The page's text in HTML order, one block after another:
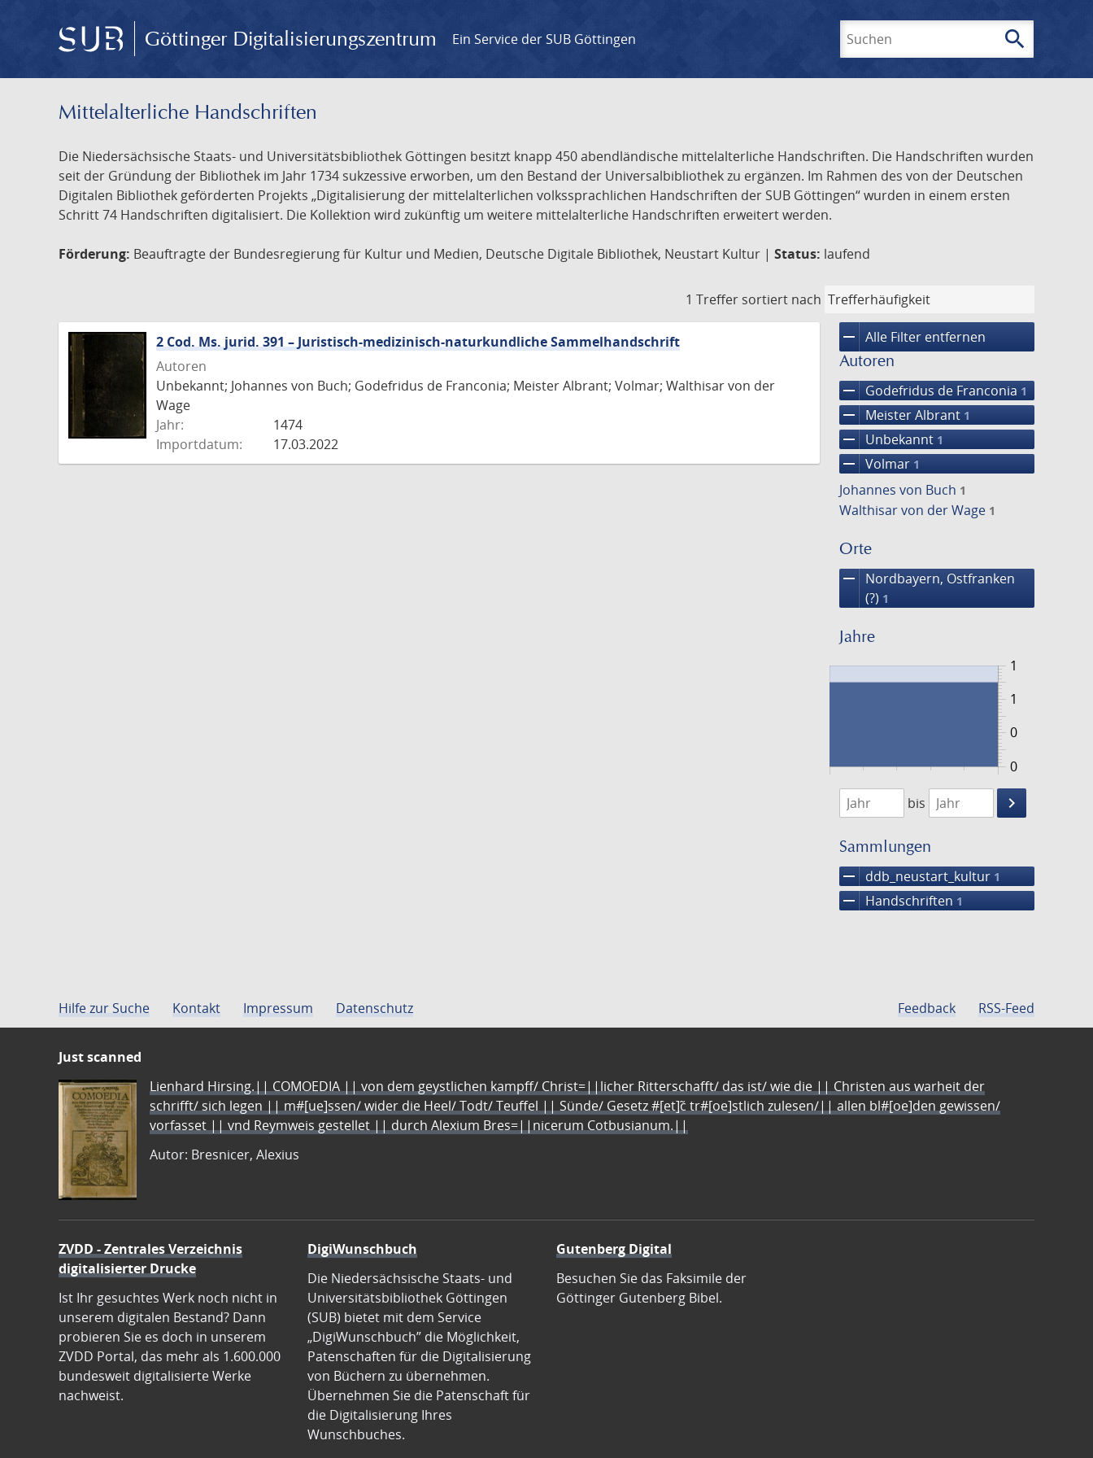
Göttinger Digitalisierungszentrum Ein Service der SUB Göttingen search
Mittelalterliche Handschriften
Die Niedersächsische Staats- und Universitätsbibliothek Göttingen besitzt knapp 450 abendländische mittelalterliche Handschriften. Die Handschriften wurden
seit der Gründung der Bibliothek im Jahr 1734 sukzessive erworben, um den Bestand der Universalbibliothek zu ergänzen. Im Rahmen des von der Deutschen
Digitalen Bibliothek geförderten Projekts „Digitalisierung der mittelalterlichen volkssprachlichen Handschriften der SUB Göttingen“ wurden in einem ersten
Schritt 74 Handschriften digitalisiert. Die Kollektion wird zukünftig um weitere mittelalterliche Handschriften erweitert werden.
Förderung: Beauftragte der Bundesregierung für Kultur und Medien, Deutsche Digitale Bibliothek, Neustart Kultur | Status: laufend
1 Treffer sortiert nach
remove Alle Filter entfernen
Autoren
remove Godefridus de Franconia 1
remove Meister Albrant 1
remove Unbekannt 1
remove Volmar 1
Johannes von Buch 1
Walthisar von der Wage 1
Orte
remove
Nordbayern, Ostfranken
(?) 1
Jahre
0
1
0
1
1474
1475
bis
keyboard_arrow_right
Suche
Sammlungen
remove ddb_neustart_kultur 1
remove Handschriften 1
2 Cod. Ms. jurid. 391 – Juristisch-medizinisch-naturkundliche Sammelhandschrift
Autoren
Unbekannt; Johannes von Buch; Godefridus de Franconia; Meister Albrant; Volmar; Walthisar von der
Wage
Jahr:
1474
Importdatum:
17.03.2022
Hilfe zur Suche Kontakt Impressum Datenschutz Feedback RSS-Feed
Just scanned
Lienhard Hirsing.|| COMOEDIA || von dem geystlichen kampff/ Christ=||licher Ritterschafft/ das ist/ wie die || Christen aus warheit der
schrifft/ sich legen || m#[ue]ssen/ wider die Heel/ Todt/ Teuffel || Sünde/ Gesetz #[et]c̃ tr#[oe]stlich zulesen/|| allen bl#[oe]den gewissen/
vorfasset || vnd Reymweis gestellet || durch Alexium Bres=||nicerum Cotbusianum.||
Autor: Bresnicer, Alexius
ZVDD - Zentrales Verzeichnis
digitalisierter Drucke
Ist Ihr gesuchtes Werk noch nicht in
unserem digitalen Bestand? Dann
probieren Sie es doch in unserem
ZVDD Portal, das mehr als 1.600.000
bundesweit digitalisierte Werke
nachweist.
DigiWunschbuch
Die Niedersächsische Staats- und
Universitätsbibliothek Göttingen
(SUB) bietet mit dem Service
„DigiWunschbuch” die Möglichkeit,
Patenschaften für die Digitalisierung
von Büchern zu übernehmen.
Übernehmen Sie die Patenschaft für
die Digitalisierung Ihres
Wunschbuches.
Gutenberg Digital
Besuchen Sie das Faksimile der
Göttinger Gutenberg Bibel.